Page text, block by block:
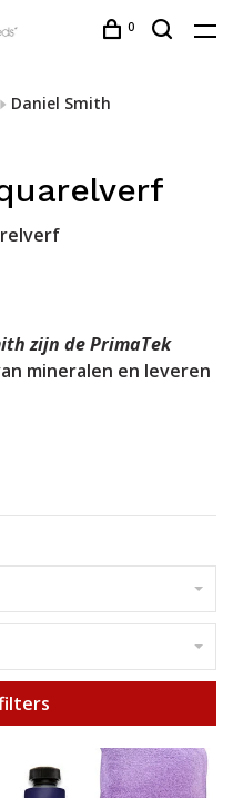
0
Daniel Smith
zijn de PrimaTek
mineralen en leveren